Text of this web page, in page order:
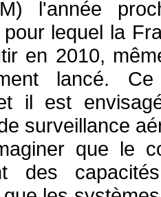
l'année
lequel la
en 2010,
lancé.
il est
surveillance
que le
des